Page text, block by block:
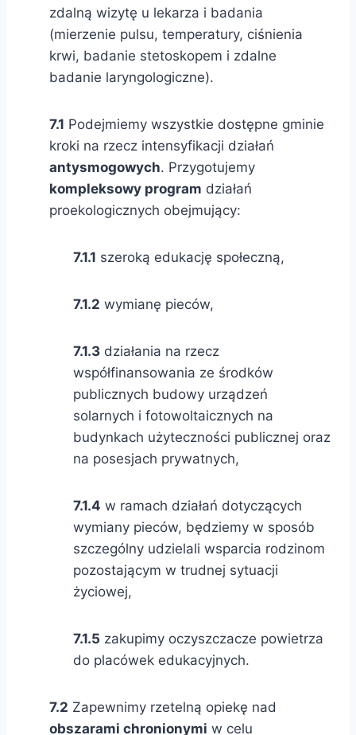
zdalną wizytę u lekarza i badania
(mierzenie pulsu, temperatury, ciśnienia
krwi, badanie stetoskopem i zdalne
badanie laryngologiczne).
7.1 Podejmiemy wszystkie dostępne gminie
kroki na rzecz intensyfikacji działań
antysmogowych. Przygotujemy
kompleksowy program działań
proekologicznych obejmujący:
7.1.1 szeroką edukację społeczną,
7.1.2 wymianę pieców,
7.1.3 działania na rzecz
współfinansowania ze środków
publicznych budowy urządzeń
solarnych i fotowoltaicznych na
budynkach użyteczności publicznej oraz
na posesjach prywatnych,
7.1.4 w ramach działań dotyczących
wymiany pieców, będziemy w sposób
szczególny udzielali wsparcia rodzinom
pozostającym w trudnej sytuacji
życiowej,
7.1.5 zakupimy oczyszczacze powietrza
do placówek edukacyjnych.
7.2 Zapewnimy rzetelną opiekę nad
obszarami chronionymi w celu